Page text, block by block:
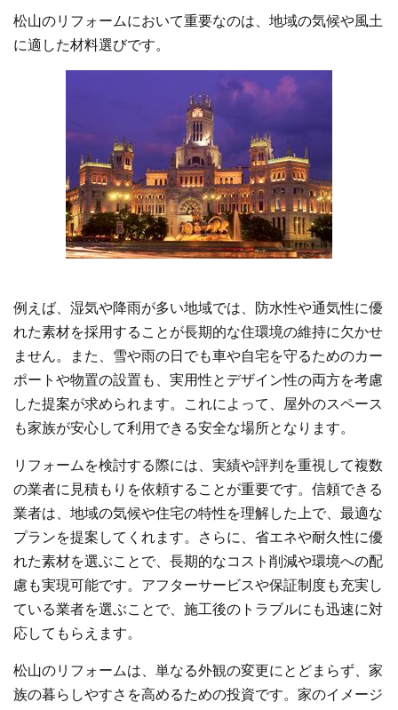
松山のリフォームにおいて重要なのは、地域の気候や風土
に適した材料選びです。
例えば、湿気や降雨が多い地域では、防水性や通気性に優
れた素材を採用することが長期的な住環境の維持に欠かせ
ません。また、雪や雨の日でも車や自宅を守るためのカー
ポートや物置の設置も、実用性とデザイン性の両方を考慮
した提案が求められます。これによって、屋外のスペース
も家族が安心して利用できる安全な場所となります。
リフォームを検討する際には、実績や評判を重視して複数
の業者に見積もりを依頼することが重要です。信頼できる
業者は、地域の気候や住宅の特性を理解した上で、最適な
プランを提案してくれます。さらに、省エネや耐久性に優
れた素材を選ぶことで、長期的なコスト削減や環境への配
慮も実現可能です。アフターサービスや保証制度も充実し
ている業者を選ぶことで、施工後のトラブルにも迅速に対
応してもらえます。
松山のリフォームは、単なる外観の変更にとどまらず、家
族の暮らしやすさを高めるための投資です。家のイメージ